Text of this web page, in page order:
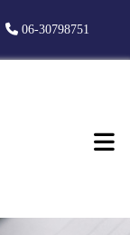
 06-30798751